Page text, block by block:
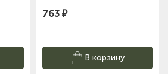
763 ₽
В корзину